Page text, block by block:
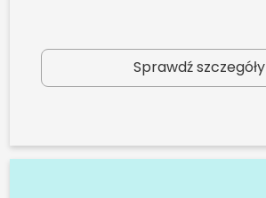
Sprawdź szczegóły